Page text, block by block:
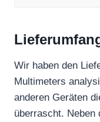
Wir haben den
Multimeters
anderen Geräten
überrascht. Neben